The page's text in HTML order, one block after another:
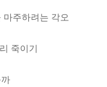
마주하려는 각오
죽이기